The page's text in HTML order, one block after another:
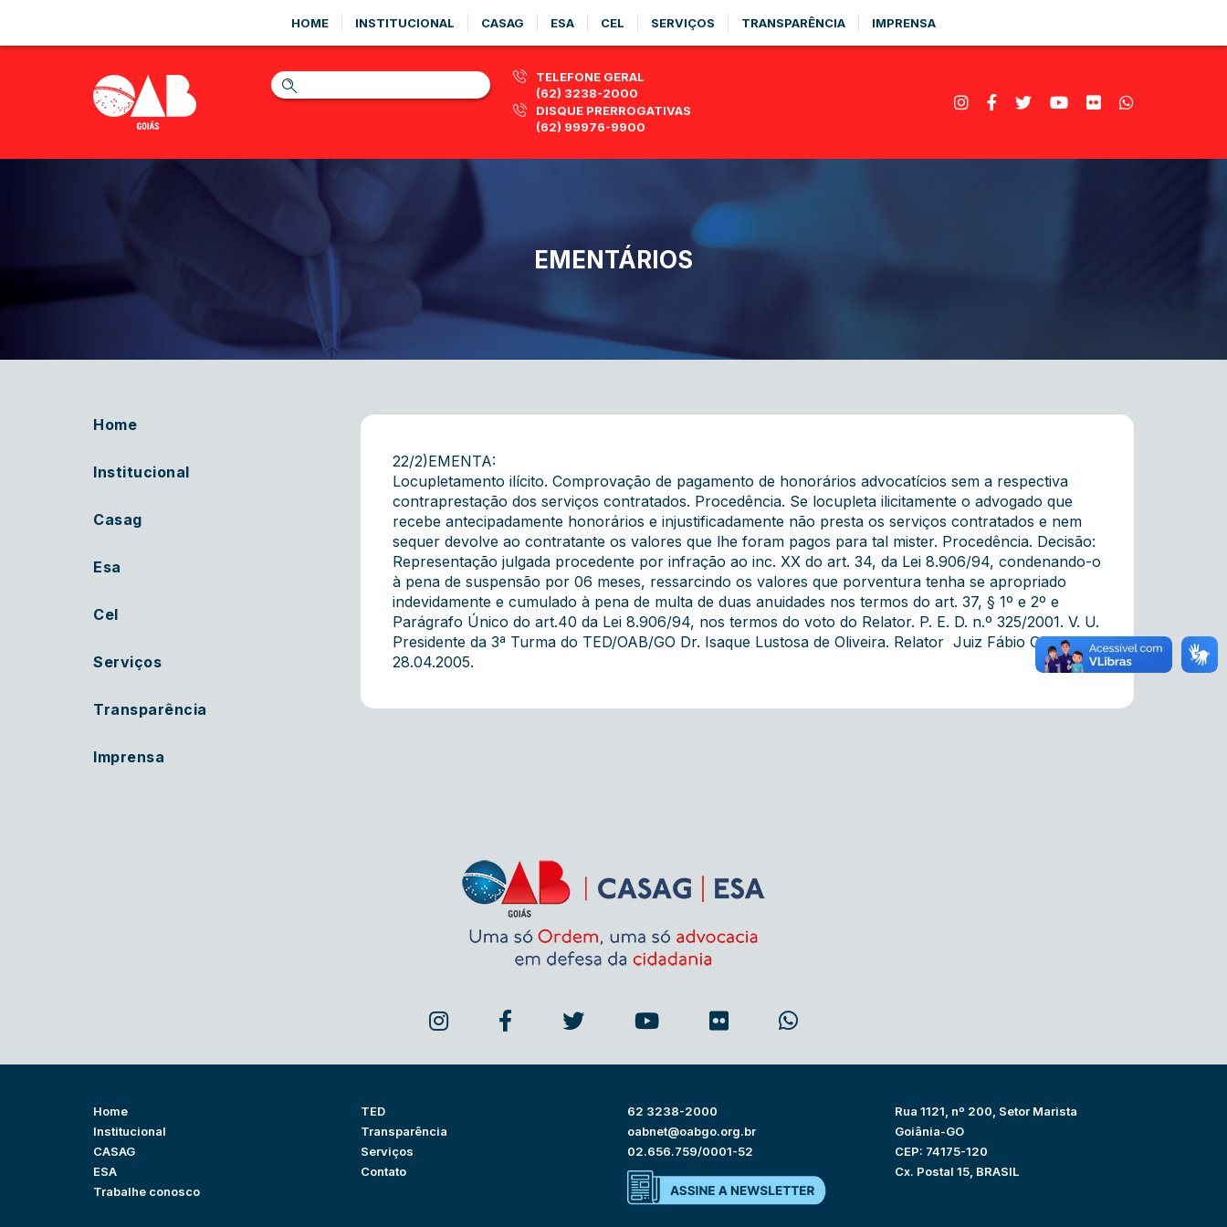
HOME INSTITUCIONAL CASAG ESA CEL SERVIÇOS TRANSPARÊNCIA IMPRENSA
TELEFONE GERAL
(62) 3238-2000
DISQUE PRERROGATIVAS
(62) 99976-9900
EMENTÁRIOS
Home
Institucional
Casag
Esa
Cel
Serviços
Transparência
Imprensa
22/2)EMENTA:
Locupletamento ilícito. Comprovação de pagamento de honorários advocatícios sem a respectiva
contraprestação dos serviços contratados. Procedência. Se locupleta ilicitamente o advogado que
recebe antecipadamente honorários e injustificadamente não presta os serviços contratados e nem
sequer devolve ao contratante os valores que lhe foram pagos para tal mister. Procedência. Decisão:
Representação julgada procedente por infração ao inc. XX do art. 34, da Lei 8.906/94, condenando-o
à pena de suspensão por 06 meses, ressarcindo os valores que porventura tenha se apropriado
indevidamente e cumulado à pena de multa de duas anuidades nos termos do art. 37, § 1º e 2º e
Parágrafo Único do art.40 da Lei 8.906/94, nos termos do voto do Relator. P. E. D. n.º 325/2001. V. U.
Presidente da 3ª Turma do TED/OAB/GO Dr. Isaque Lustosa de Oliveira. Relator  Juiz Fábio Carraro.
28.04.2005.
Home
Institucional
CASAG
ESA
Trabalhe conosco
TED
Transparência
Serviços
Contato
62 3238-2000
oabnet@oabgo.org.br
02.656.759/0001-52
Rua 1121, nº 200, Setor Marista
Goiânia-GO
CEP: 74175-120
Cx. Postal 15, BRASIL